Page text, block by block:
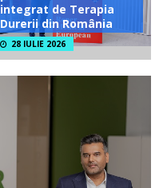
integrat de Terapia
Durerii din România
28 IULIE 2026